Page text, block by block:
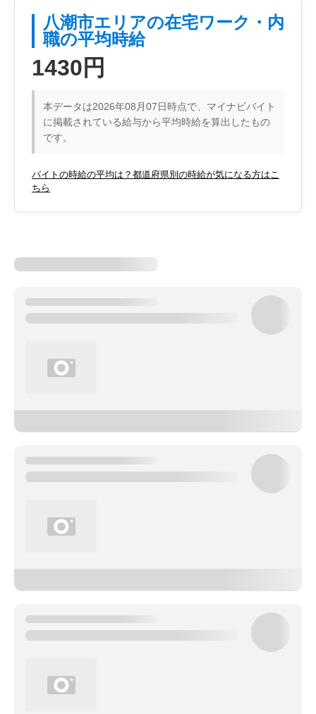
八潮市エリアの在宅ワーク・内
職の平均時給
1430円
本データは2026年08月07日時点で、マイナビバイト
に掲載されている給与から平均時給を算出したもの
です。
バイトの時給の平均は？都道府県別の時給が気になる方はこ
ちら